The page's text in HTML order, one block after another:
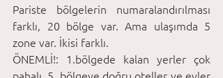
Pariste bölgelerin numaralandırılması
farklı, 20 bölge var. Ama ulaşımda 5
zone var. İkisi farklı.
ÖNEMLİ!: 1.bölgede kalan yerler çok